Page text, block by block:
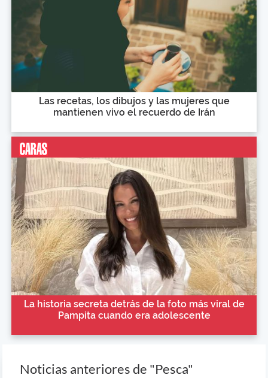
Las recetas, los dibujos y las mujeres que
mantienen vivo el recuerdo de Irán
La historia secreta detrás de la foto más viral de
Pampita cuando era adolescente
Noticias anteriores de "Pesca"